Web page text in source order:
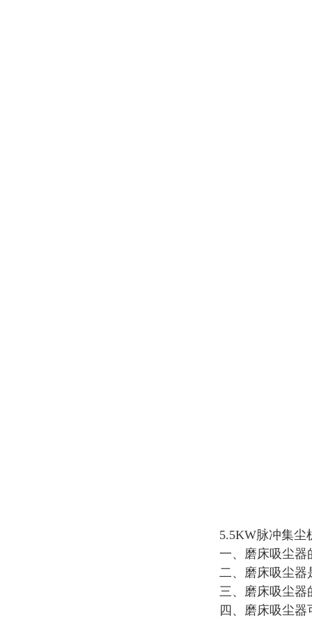
5.5KW脉冲集尘
一、磨床吸尘器
二、磨床吸尘器
三、磨床吸尘器
四、磨床吸尘